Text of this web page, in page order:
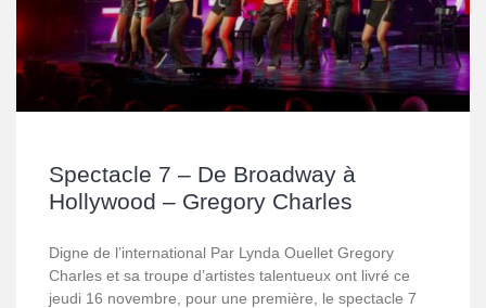
Spectacle 7 – De Broadway à
Hollywood – Gregory Charles
Digne de l’international Par Lynda Ouellet Gregory
Charles et sa troupe d’artistes talentueux ont livré ce
jeudi 16 novembre, pour une première, le spectacle 7